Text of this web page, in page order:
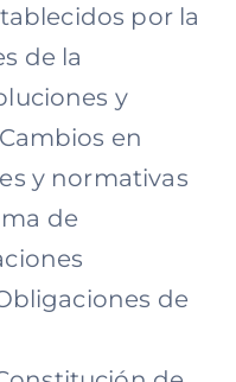
por la
de la
y
en
y normativas
de
de